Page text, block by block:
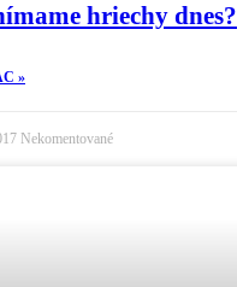
hriechy dnes?
»
Nekomentované